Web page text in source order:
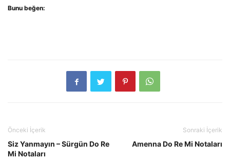
Bunu beğen:
Önceki İçerik
Siz Yanmayın – Sürgün Do Re
Mi Notaları
Sonraki İçerik
Amenna Do Re Mi Notaları